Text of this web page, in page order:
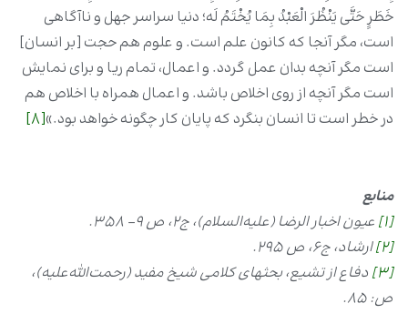
خَطَرٍ حَتَّی یَنْظُرَ الْعَبْدُ بِمَا یُخْتَمُ لَه؛ دنیا سراسر جهل و ناآگاهی
است، مگر آنجا که کانون علم است. و علوم هم حجت [بر انسان]
است مگر آنچه بدان عمل گردد. و اعمال، تمام ریا و برای نمایش
است مگر آنچه از روی اخلاص باشد. و اعمال همراه با اخلاص هم
در خطر است تا انسان بنگرد که پایان کار چگونه خواهد بود.»[8]
منابع
[1]
عیون اخبار الرضا (علیه‌السلام)، ج۲، ص ۹- ۳۵۸.
[2]
ارشاد، ج۶، ص ۲۹۵.
[3]
دفاع از تشیع، بحثهاى کلامى شیخ مفید (رحمت‌الله‌علیه)،
ص: ۸۵.